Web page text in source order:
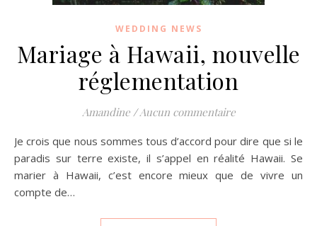
WEDDING NEWS
Mariage à Hawaii, nouvelle
réglementation
Amandine /Aucun commentaire
Je crois que nous sommes tous d’accord pour dire que si le
paradis sur terre existe, il s’appel en réalité Hawaii. Se
marier à Hawaii, c’est encore mieux que de vivre un
compte de…